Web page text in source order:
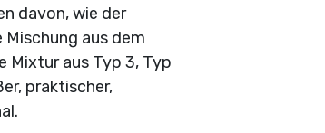
davon, wie der
aus dem
Mixtur aus Typ 3, Typ
praktischer,